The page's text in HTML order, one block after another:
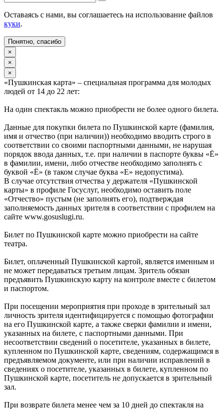
Оставаясь с нами, вы соглашаетесь на использование файлов
куки.
Понятно, спасибо
×
×
×
«Пушкинская карта» – специальная программа для молодых
людей от 14 до 22 лет:
На один спектакль можно приобрести не более одного билета.
Данные для покупки билета по Пушкинской карте (фамилия,
имя и отчество (при наличии)) необходимо вводить строго в
соответствии со своими паспортными данными, не нарушая
порядок ввода данных, т.е. при наличии в паспорте буквы «Ё»
в фамилии, имени, либо отчестве необходимо заполнять с
буквой «Ё» (в таком случае буква «Е» недопустима).
В случае отсутствия отчества у держателя «Пушкинской
карты» в профиле Госуслуг, необходимо оставить поле
«Отчество» пустым (не заполнять его), подтверждая
заполняемость данных зрителя в соответствии с профилем на
сайте www.gosuslugi.ru.
Билет по Пушкинской карте можно приобрести на сайте
театра.
Билет, оплаченный Пушкинской картой, является именным и
не может передаваться третьим лицам. Зритель обязан
предъявить Пушкинскую карту на контроле вместе с билетом
и паспортом.
При посещении мероприятия при проходе в зрительный зал
личность зрителя идентифицируется с помощью фотографии
на его Пушкинской карте, а также сверки фамилии и имени,
указанных на билете, с паспортными данными. При
несоответствии сведений о посетителе, указанных в билете,
купленном по Пушкинской карте, сведениям, содержащимся в
предъявляемом документе, или при наличии исправлений в
сведениях о посетителе, указанных в билете, купленном по
Пушкинской карте, посетитель не допускается в зрительный
зал.
При возврате билета менее чем за 10 дней до спектакля на